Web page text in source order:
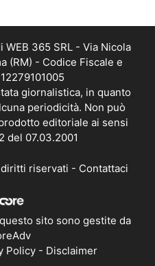
365 SRL - Via Nicola
(RM) - Codice Fiscale e
giornalistica, in quanto
periodicità. Non può
editoriale ai sensi
del 07.03.2001
riservati - Contattaci
sito sono gestite da
Policy- Disclaimer